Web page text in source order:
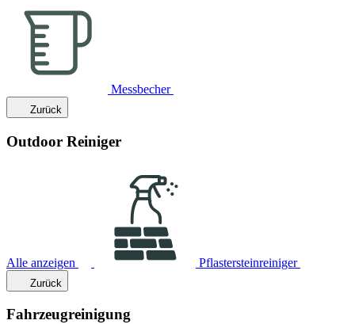
Messbecher
Zurück
Outdoor Reiniger
Alle anzeigen Pflastersteinreiniger
Zurück
Fahrzeugreinigung